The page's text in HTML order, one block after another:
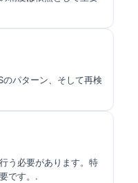
のパターン、そして再検
う必要があります。特
です。.